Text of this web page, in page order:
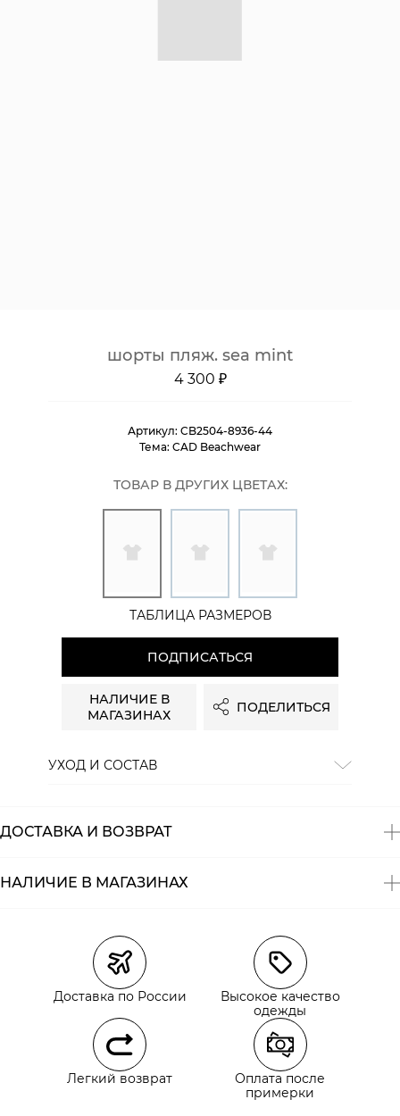
шорты пляж. sea mint
4 300 ₽
Артикул: CB2504-8936-44
Тема: CAD Beachwear
ТОВАР В ДРУГИХ ЦВЕТАХ:
ТАБЛИЦА РАЗМЕРОВ
ПОДПИСАТЬСЯ
НАЛИЧИЕ В
МАГАЗИНАХ
ПОДЕЛИТЬСЯ
УХОД И СОСТАВ
ДОСТАВКА И ВОЗВРАТ
Курьерская доставка СДЭК
Самовывоз из пункта выдачи СДЭК
Самовывоз из наших магазинов
Курьерская доставка СДЭК
Самовывоз из пункта выдачи СДЭК
НАЛИЧИЕ В МАГАЗИНАХ
Доставка по России
Высокое качество
одежды
Легкий возврат
Оплата после
примерки